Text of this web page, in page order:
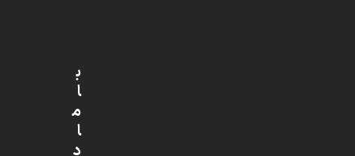
ب
ا
م
ا
د